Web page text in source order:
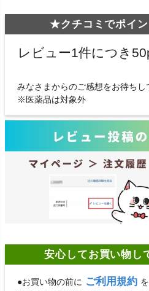
★クチコミでポイ
レビュー1件につき
みなさまからのご感想をお待ちし
※医薬品は対象外
安心してお買い物し
●お買い物の前に ご利用規約